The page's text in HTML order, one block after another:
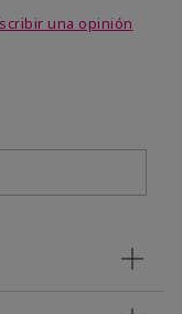
una opinión